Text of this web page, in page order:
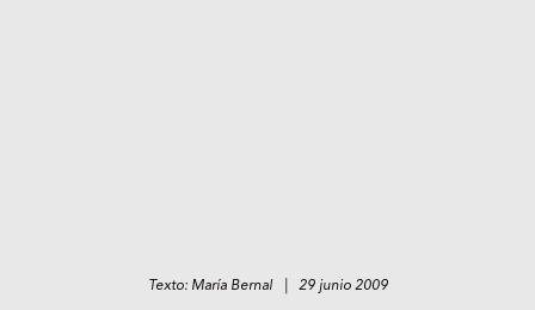
Texto: María Bernal | 29 junio 2009